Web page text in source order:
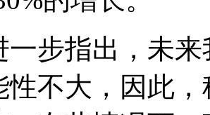
一步指出，未
性不大，因此